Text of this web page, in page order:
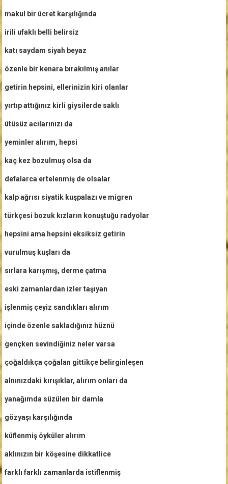
makul bir ücret karşılığında
irili ufaklı belli belirsiz
katı saydam siyah beyaz
özenle bir kenara bırakılmış anılar
getirin hepsini, ellerinizin kiri olanlar
yırtıp attığınız kirli giysilerde saklı
ütüsüz acılarınızı da
yeminler alırım, hepsi
kaç kez bozulmuş olsa da
defalarca ertelenmiş de olsalar
kalp ağrısı siyatik kuşpalazı ve migren
türkçesi bozuk kızların konuştuğu radyolar
hepsini ama hepsini eksiksiz getirin
vurulmuş kuşları da
sırlara karışmış, derme çatma
eski zamanlardan izler taşıyan
işlenmiş çeyiz sandıkları alırım
içinde özenle sakladığınız hüznü
gençken sevindiğiniz neler varsa
çoğaldıkça çoğalan gittikçe belirginleşen
alnınızdaki kırışıklar, alırım onları da
yanağımda süzülen bir damla
gözyaşı karşılığında
küflenmiş öyküler alırım
aklınızın bir köşesine dikkatlice
farklı farklı zamanlarda istiflenmiş